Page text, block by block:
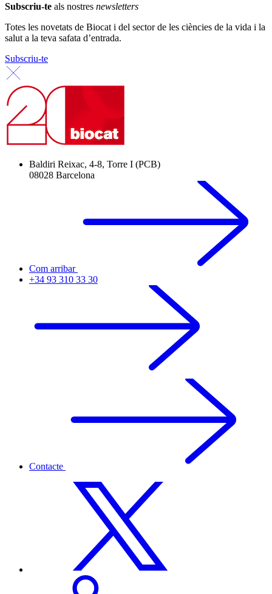
Subscriu-te als nostres newsletters
Totes les novetats de Biocat i del sector de les ciències de la vida i la
salut a la teva safata d’entrada.
Subscriu-te
Baldiri Reixac, 4-8, Torre I (PCB)
08028 Barcelona
Com arribar
+34 93 310 33 30
Contacte